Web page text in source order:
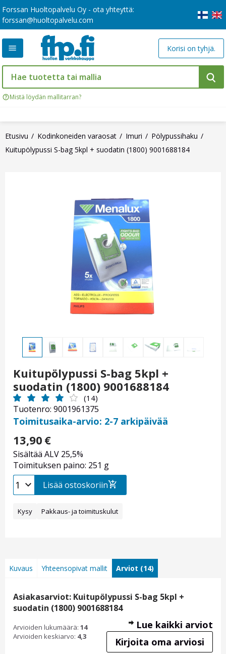
Forssan Huoltopalvelu Oy - ota yhteyttä:
forssan@huoltopalvelu.com
Mistä löydän mallitarran?
Korisi on tyhjä.
Etusivu Kodinkoneiden varaosat Imuri
Pölypussihaku
Kuitupölypussi S-bag 5kpl + suodatin (1800) 9001688184
Kuitupölypussi S-bag 5kpl +
suodatin (1800) 9001688184
Tuotenro: 9001961375
(14)
Toimitusaika-arvio: 2-7 arkipäivää
13,90 €
Sisältää ALV 25,5%
Toimituksen paino: 251 g
Lisää ostoskoriin
Kysy Pakkaus- ja toimituskulut
Kuvaus Yhteensopivat mallit Arviot (14)
Asiakasarviot: Kuitupölypussi S-bag 5kpl +
suodatin (1800) 9001688184
Arvioiden lukumäärä: 14
Arvioiden keskiarvo: 4,3
Lue kaikki arviot
Kirjoita oma arviosi